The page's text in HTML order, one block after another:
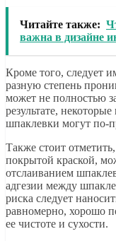
Читайте также:
важна в дизайне
Кроме того, следует
разную степень
может не полностью
результате,
шпаклевки могут по-
Также стоит
покрытой краской,
отслаиванием
адгезии между
риска следует
равномерно, хорошо
ее чистоте и сухости.